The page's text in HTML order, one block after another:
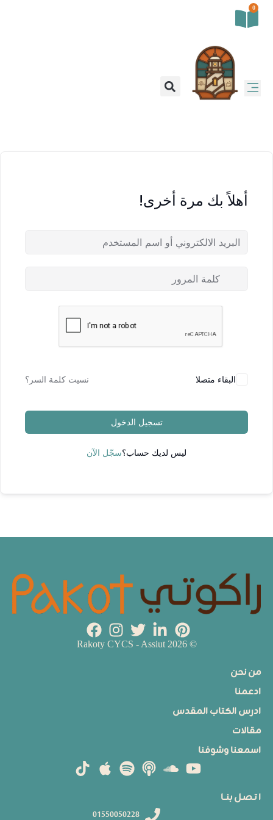
0
أهلاً بك مرة أخرى!
البقاء متصلا نسيت كلمة السر؟
تسجيل الدخول
ليس لديك حساب؟سجّل الآن
ا تـصـل بنــا
01550050228
من نحن
ادعمنا
ادرس الكتاب المقدس
مقالات
اسمعنا وشوفنا
© 2026 Rakoty CYCS - Assiut